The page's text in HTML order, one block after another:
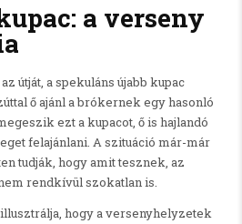
a verseny
útját, a spekuláns újabb kupac
ő ajánl a brókernek egy hasonló
ezt a kupacot, ő is hajlandó
felajánlani. A szituáció már-már
tudják, hogy amit tesznek, az
rendkívül szokatlan is.
hogy a versenyhelyzetek